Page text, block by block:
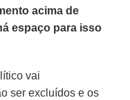
acima de
espaço para isso
vai
ser excluídos e os